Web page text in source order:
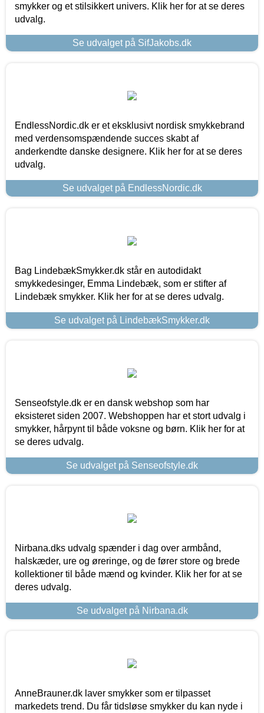
smykker og et stilsikkert univers. Klik her for at se deres
udvalg.
Se udvalget på SifJakobs.dk
EndlessNordic.dk er et eksklusivt nordisk smykkebrand
med verdensomspændende succes skabt af
anderkendte danske designere. Klik her for at se deres
udvalg.
Se udvalget på EndlessNordic.dk
Bag LindebækSmykker.dk står en autodidakt
smykkedesinger, Emma Lindebæk, som er stifter af
Lindebæk smykker. Klik her for at se deres udvalg.
Se udvalget på LindebækSmykker.dk
Senseofstyle.dk er en dansk webshop som har
eksisteret siden 2007. Webshoppen har et stort udvalg i
smykker, hårpynt til både voksne og børn. Klik her for at
se deres udvalg.
Se udvalget på Senseofstyle.dk
Nirbana.dks udvalg spænder i dag over armbånd,
halskæder, ure og øreringe, og de fører store og brede
kollektioner til både mænd og kvinder. Klik her for at se
deres udvalg.
Se udvalget på Nirbana.dk
AnneBrauner.dk laver smykker som er tilpasset
markedets trend. Du får tidsløse smykker du kan nyde i